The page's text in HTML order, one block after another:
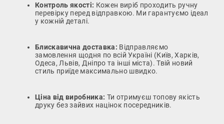
Контроль якості: Кожен виріб проходить ручну
перевірку перед відправкою. Ми гарантуємо ідеал
у кожній деталі.
Блискавична доставка: Відправляємо
замовлення щодня по всій Україні (Київ, Харків,
Одеса, Львів, Дніпро та інші міста). Твій новий
стиль приїде максимально швидко.
Ціна від виробника: Ти отримуєш топову якість
друку без зайвих націнок посередників.